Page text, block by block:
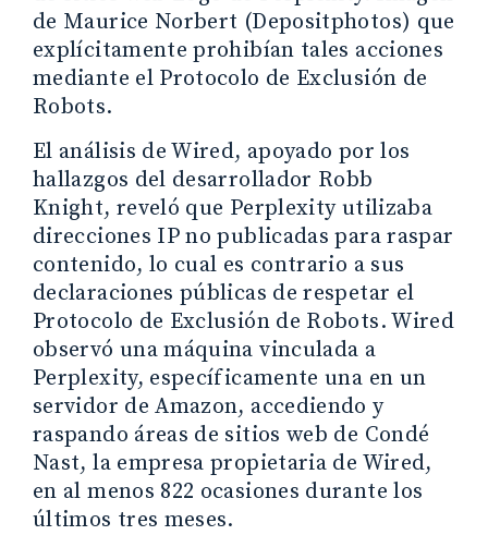
de Maurice Norbert (Depositphotos) que
explícitamente prohibían tales acciones
mediante el Protocolo de Exclusión de
Robots.
El análisis de Wired, apoyado por los
hallazgos del desarrollador Robb
Knight, reveló que Perplexity utilizaba
direcciones IP no publicadas para raspar
contenido, lo cual es contrario a sus
declaraciones públicas de respetar el
Protocolo de Exclusión de Robots. Wired
observó una máquina vinculada a
Perplexity, específicamente una en un
servidor de Amazon, accediendo y
raspando áreas de sitios web de Condé
Nast, la empresa propietaria de Wired,
en al menos 822 ocasiones durante los
últimos tres meses.